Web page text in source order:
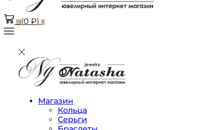
0 (0 ₽) 0
Магазин
Кольца
Серьги